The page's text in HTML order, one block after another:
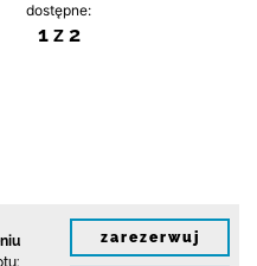
dostępne:
1 z 2
zarezerwuj